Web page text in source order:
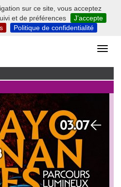
sur ce site, vous acceptez
et de préférences
J’accepte
Politique de confidentialité